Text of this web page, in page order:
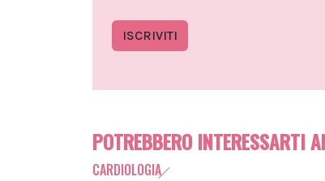
ISCRIVITI
POTREBBERO INTERESSARTI
CARDIOLOGIA